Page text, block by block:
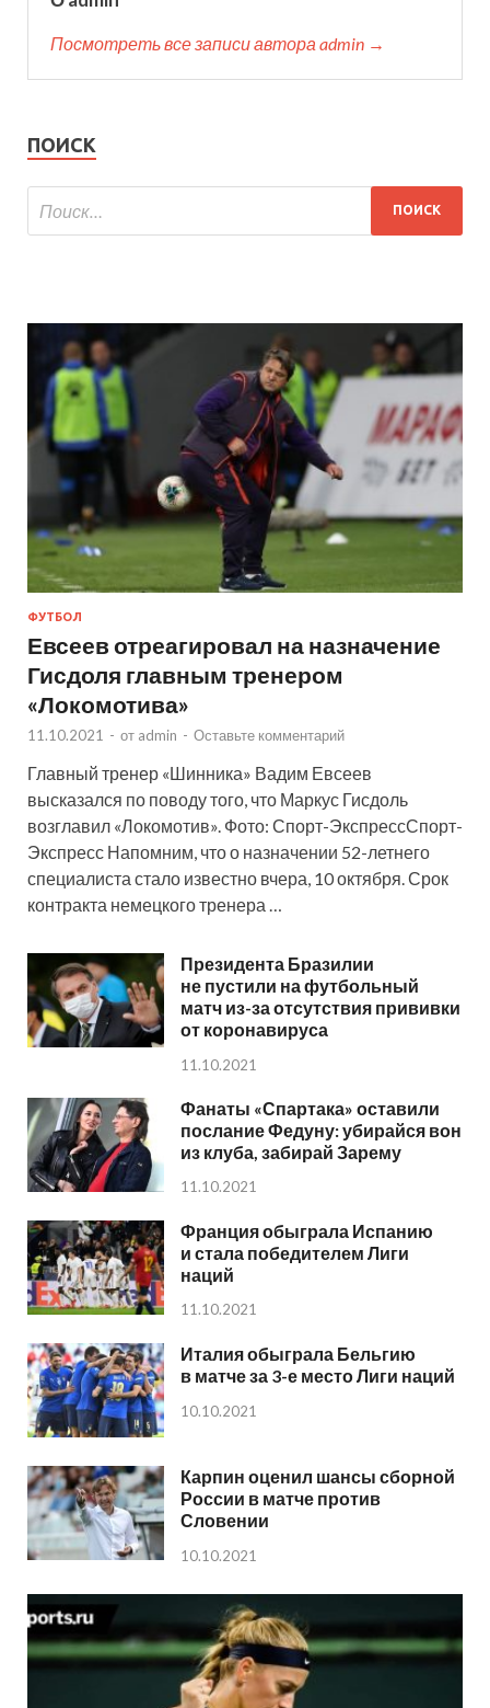
Посмотреть все записи автора admin →
ПОИСК
ФУТБОЛ
Евсеев отреагировал на назначение
Гисдоля главным тренером
«Локомотива»
11.10.2021 - от admin - Оставьте комментарий
Главный тренер «Шинника» Вадим Евсеев
высказался по поводу того, что Маркус Гисдоль
возглавил «Локомотив». Фото: Спорт-ЭкспрессСпорт-
Экспресс Напомним, что о назначении 52-летнего
специалиста стало известно вчера, 10 октября. Срок
контракта немецкого тренера …
Президента Бразилии
не пустили на футбольный
матч из-за отсутствия прививки
от коронавируса
11.10.2021
Фанаты «Спартака» оставили
послание Федуну: убирайся вон
из клуба, забирай Зарему
11.10.2021
Франция обыграла Испанию
и стала победителем Лиги
наций
11.10.2021
Италия обыграла Бельгию
в матче за 3-е место Лиги наций
10.10.2021
Карпин оценил шансы сборной
России в матче против
Словении
10.10.2021